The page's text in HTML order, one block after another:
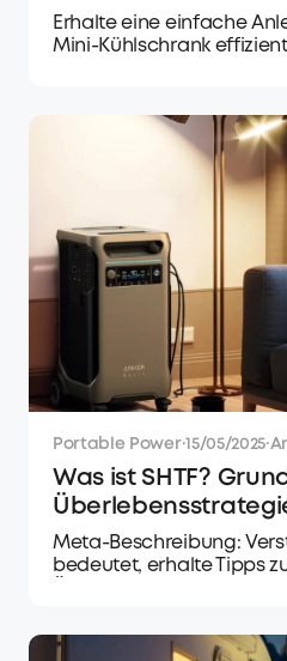
Erhalte eine einfache
Mini-Kühlschrank
Portable Power·15/05/2025·
Was ist SHTF?
Meta-Beschreibung:
bedeutet, erhalte Tipps
solltest, um deine